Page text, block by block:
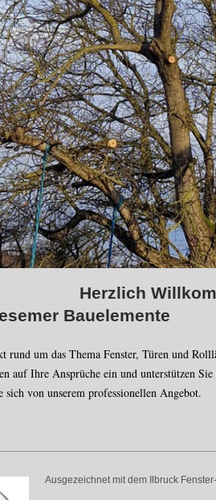
Bauelemente
rund um das Thema Fenster, Türen und
auf Ihre Ansprüche ein und unterstützen
sich von unserem professionellen Angebot.
Ausgezeichnet mit dem Ilbruck